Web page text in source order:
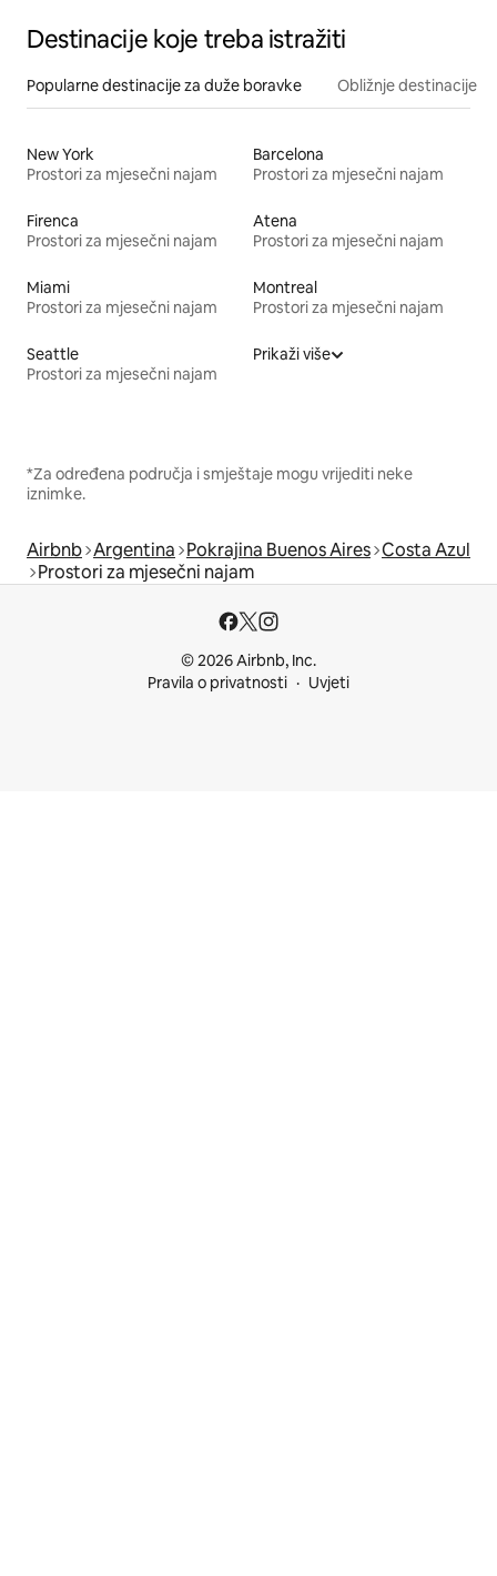
Destinacije koje treba istražiti
Popularne destinacije za duže boravke Obližnje destinacije
New York
Prostori za mjesečni najam
Barcelona
Prostori za mjesečni najam
Firenca
Prostori za mjesečni najam
Atena
Prostori za mjesečni najam
Miami
Prostori za mjesečni najam
Montreal
Prostori za mjesečni najam
Seattle
Prostori za mjesečni najam
Prikaži više
*Za određena područja i smještaje mogu vrijediti neke
iznimke.
Airbnb Argentina Pokrajina Buenos Aires Costa Azul
Prostori za mjesečni najam
© 2026 Airbnb, Inc.
Pravila o privatnosti
Uvjeti